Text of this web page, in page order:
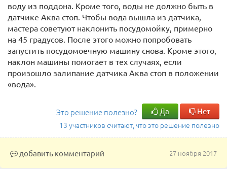
воду из поддона. Кроме того, воды не должно быть в
датчике Аква стоп. Чтобы вода вышла из датчика,
мастера советуют наклонить посудомойку, примерно
на 45 градусов. После этого можно попробовать
запустить посудомоечную машину снова. Кроме этого,
наклон машины помогает в тех случаях, если
произошло залипание датчика Аква стоп в положении
«вода».
Это решение полезно? Да Нет
13 участников считают, что это решение полезно
27 ноября 2017
добавить комментарий